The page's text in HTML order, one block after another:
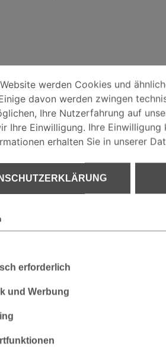
8 % Elasthan
werden Cookies und
werden Cookies und
davon werden zwingen
Ihre Nutzerfahrung auf
Ihre Einwilligung. Ihre
erhalten Sie in unserer
erforderlich
und Werbung